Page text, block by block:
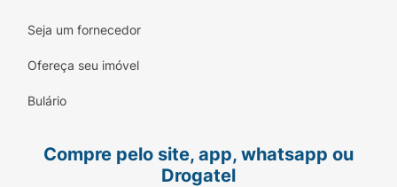
Seja um fornecedor
Ofereça seu imóvel
Bulário
Compre pelo site, app, whatsapp ou
Drogatel